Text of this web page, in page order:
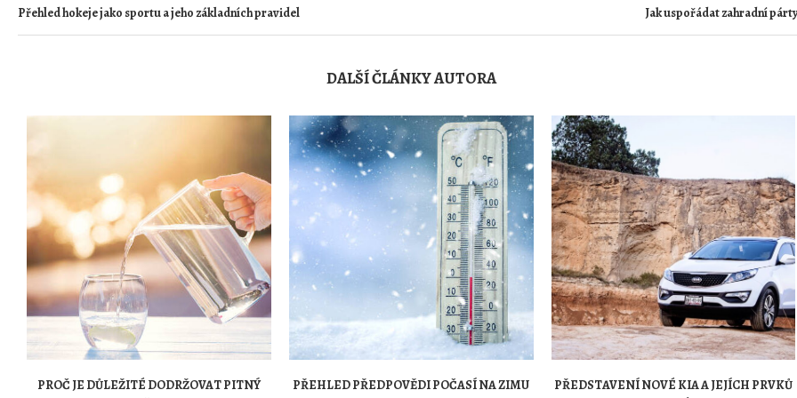
Přehled hokeje jako sportu a jeho základních pravidel
Jak uspořádat zahradní
DALŠÍ ČLÁNKY AUTORA
PROČ JE DŮLEŽITÉ DODRŽOVAT PITNÝ
PŘEHLED PŘEDPOVĚDI POČASÍ NA ZIMU
PŘEDSTAVENÍ NOVÉ KIA A JEJÍCH PRVKŮ